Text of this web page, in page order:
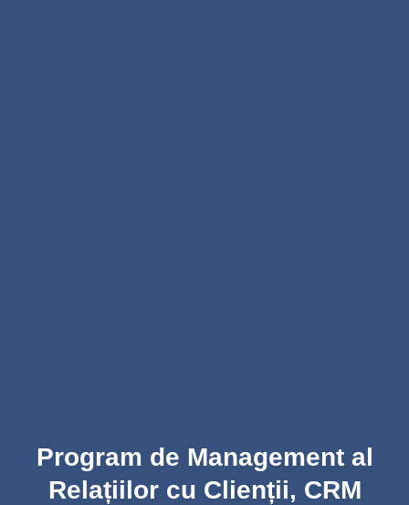
Program de Management al
Relațiilor cu Clienții, CRM